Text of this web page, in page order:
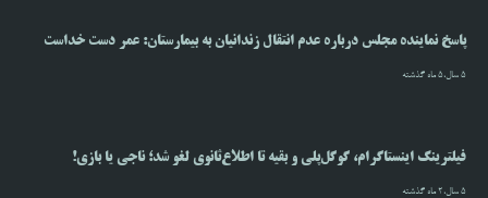
پاسخ نماینده مجلس درباره عدم انتقال زندانیان به بیمارستان: عمر دست خداست
5 سال،5 ماه گذشته
فیلترینگ اینستاگرام، گوگل‌پلی و بقیه تا اطلاع‌ثانوی لغو شد؛ ناجی یا بازی!
5 سال،2 ماه گذشته